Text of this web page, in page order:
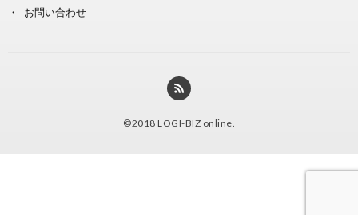
お問い合わせ
©2018 LOGI-BIZ online